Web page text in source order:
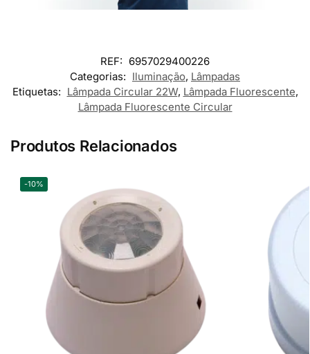
REF: 6957029400226
Categorias: Iluminação, Lâmpadas
Etiquetas: Lâmpada Circular 22W, Lâmpada Fluorescente,
Lâmpada Fluorescente Circular
Produtos Relacionados
-10%